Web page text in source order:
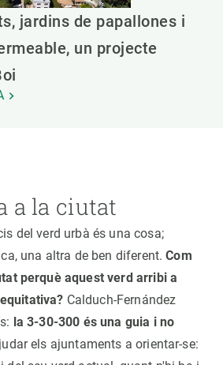
jardins de papallones i
un projecte
a la ciutat
del verd urbà és una cosa;
una altra de ben diferent.Com
perquè aquest verd arribi a
Calduch-Fernández
la 3-30-300 és una guia i no
els ajuntaments a orientar-se: